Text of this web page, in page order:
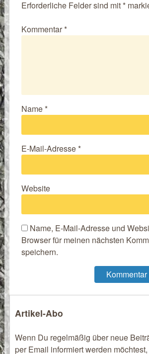
Erforderliche Felder sind mit*
Kommentar*
Name*
E-Mail-Adresse*
Website
Name, E-Mail-Adresse und
Browser für meinen nächsten
speichern.
Artikel-Abo
Wenn Du regelmäßig über neue
per Email informiert werden